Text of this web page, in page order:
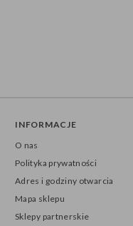
INFORMACJE
O nas
Polityka prywatności
Adres i godziny otwarcia
Mapa sklepu
Sklepy partnerskie